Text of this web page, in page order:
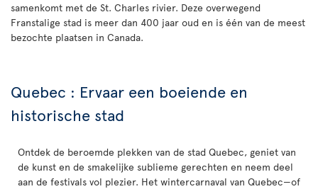
samenkomt met de St. Charles rivier. Deze overwegend
Franstalige stad is meer dan 400 jaar oud en is één van de meest
bezochte plaatsen in Canada.
Quebec : Ervaar een boeiende en
historische stad
Ontdek de beroemde plekken van de stad Quebec, geniet van
de kunst en de smakelijke sublieme gerechten en neem deel
aan de festivals vol plezier. Het wintercarnaval van Quebec—of